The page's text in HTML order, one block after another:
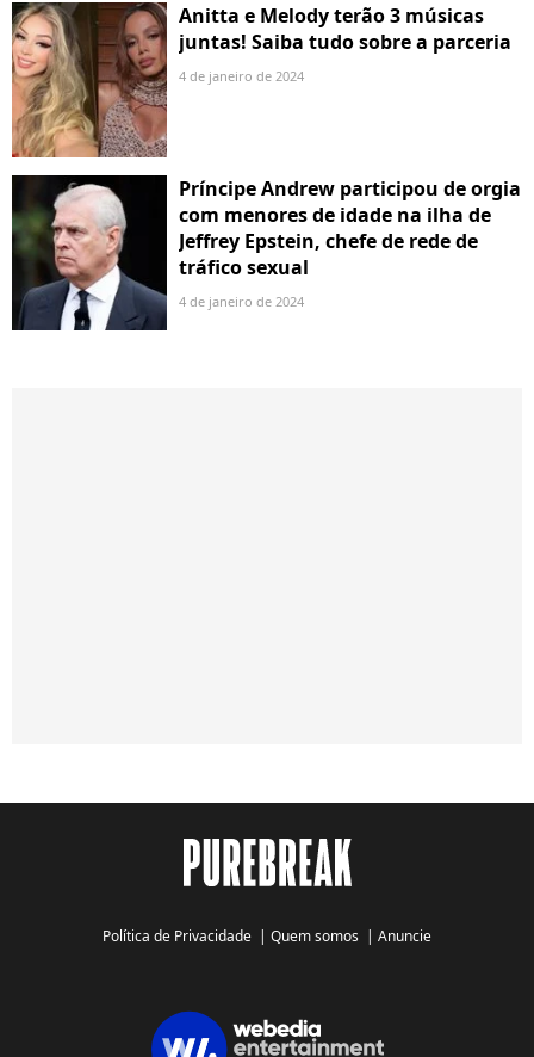
Anitta e Melody terão 3 músicas
juntas! Saiba tudo sobre a parceria
4 de janeiro de 2024
Príncipe Andrew participou de orgia
com menores de idade na ilha de
Jeffrey Epstein, chefe de rede de
tráfico sexual
4 de janeiro de 2024
Política de Privacidade | Quem somos | Anuncie